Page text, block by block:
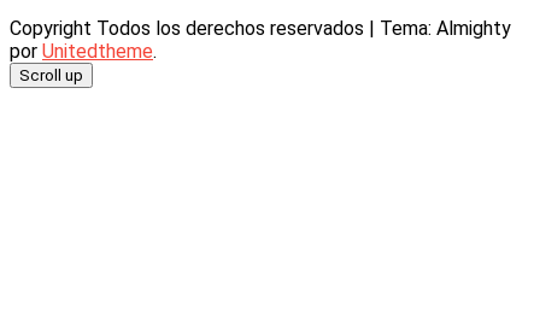
Copyright Todos los derechos reservados
Tema: Almighty
por Unitedtheme.
Scroll up